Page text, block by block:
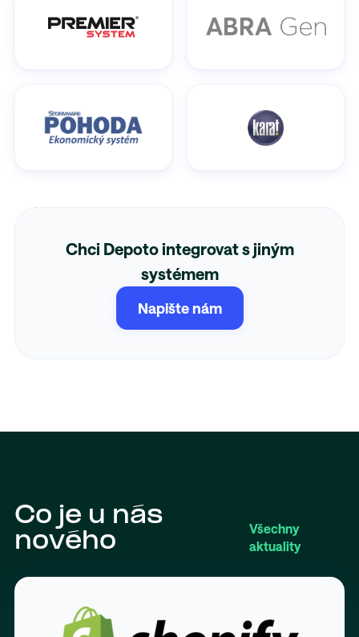
Chci Depoto integrovat s jiným
systémem
Napište nám
Co je u nás
nového
Všechny
aktuality